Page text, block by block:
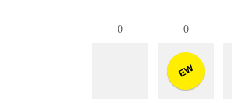
0 0
EW